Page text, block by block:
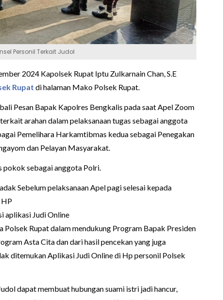
Personil Terkait Judol
2024 Kapolsek Rupat Iptu Zulkarnain Chan, S.E
Rupat di halaman Mako Polsek Rupat.
Pesan Bapak Kapolres Bengkalis pada saat Apel Zoom
arahan dalam pelaksanaan tugas sebagai anggota
Pemelihara Harkamtibmas kedua sebagai Penegakan
dan Pelayan Masyarakat.
pokok sebagai anggota Polri.
Sebelum pelaksanaan Apel pagi selesai kepada
HP
aplikasi Judi Online
Polsek Rupat dalam mendukung Program Bapak Presiden
Asta Cita dan dari hasil pencekan yang juga
ditemukan Aplikasi Judi Online di Hp personil Polsek
dapat membuat hubungan suami istri jadi hancur,